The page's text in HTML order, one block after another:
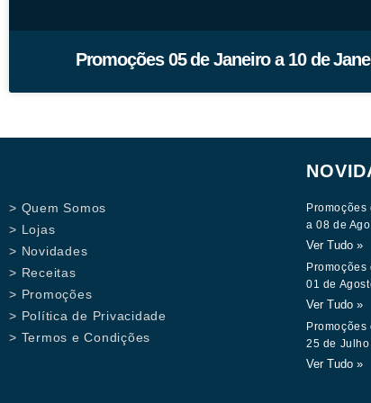
Promoções 05 de Janeiro a 10 de
> Quem Somos
> Lojas
> Novidades
> Receitas
> Promoções
> Política de Privacidade
> Termos e Condições
Promoções
a 08 de
Ver Tudo »
Promoções
01 de
Ver Tudo »
Promoções
25 de
Ver Tudo »